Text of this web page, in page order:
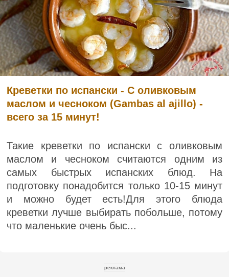
Креветки по испански - С оливковым
маслом и чесноком (Gambas al ajillo) -
всего за 15 минут!
Такие креветки по испански с оливковым
маслом и чесноком считаются одним из
самых быстрых испанских блюд. На
подготовку понадобится только 10-15 минут
и можно будет есть!Для этого блюда
креветки лучше выбирать побольше, потому
что маленькие очень быс...
реклама